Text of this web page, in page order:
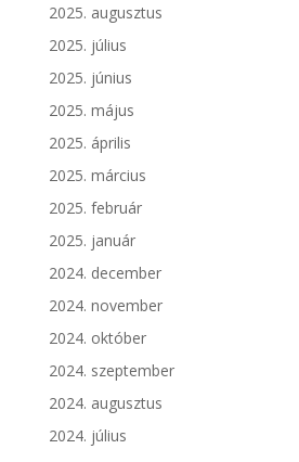
2025. augusztus
2025. július
2025. június
2025. május
2025. április
2025. március
2025. február
2025. január
2024. december
2024. november
2024. október
2024. szeptember
2024. augusztus
2024. július